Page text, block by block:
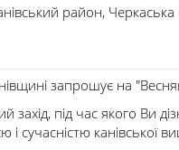
район, Черкаська
запрошує на
захід, під час якого Ви
і сучасністю канівської